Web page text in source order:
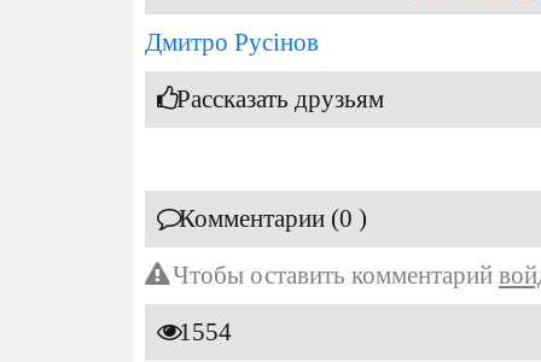
Дмитро Русінов
Рассказать друзьям
Комментарии (0 )
Чтобы оставить комментарий
1554